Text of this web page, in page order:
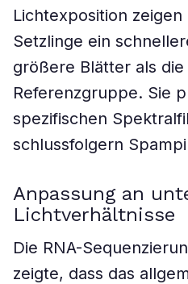
Lichtexposition zeigen
Setzlinge ein
größere Blätter als
Referenzgruppe. Sie
spezifischen
schlussfolgern
Anpassung an
Lichtverhältnisse
Die RNA-
zeigte, dass das